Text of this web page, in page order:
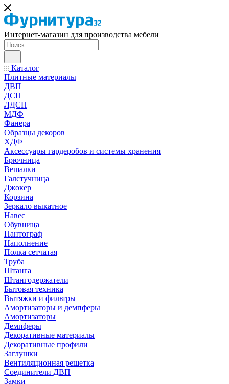
Интернет-магазин для производства мебели
Каталог
Плитные материалы
ДВП
ДСП
ЛДСП
МДФ
Фанера
Образцы декоров
ХДФ
Аксессуары гардеробов и системы хранения
Брючница
Вешалки
Галстучница
Джокер
Корзина
Зеркало выкатное
Навес
Обувница
Пантограф
Наполнение
Полка сетчатая
Труба
Штанга
Штангодержатели
Бытовая техника
Вытяжки и фильтры
Амортизаторы и демпферы
Амортизаторы
Демпферы
Декоративные материалы
Декоративные профили
Заглушки
Вентиляционная решетка
Соединители ДВП
Замки